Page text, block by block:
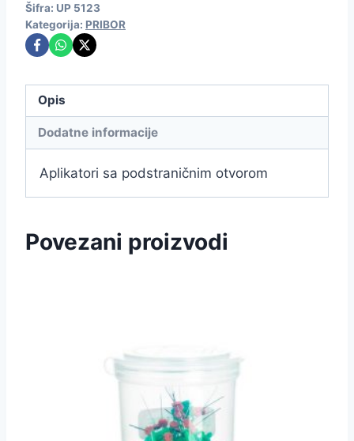
Šifra: UP 5123
Kategorija: PRIBOR
Opis
Dodatne informacije
Aplikatori sa podstraničnim otvorom
Povezani proizvodi